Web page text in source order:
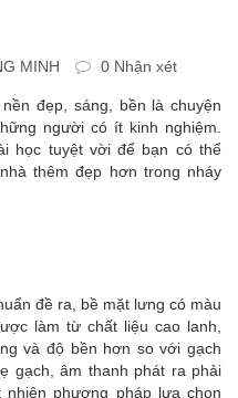
MINH 0 Nhận xét
đẹp, sáng, bền là chuyện
người có ít kinh nghiệm.
học tuyệt vời để bạn có thể
thêm đẹp hơn trong nháy
đề ra, bề mặt lưng có màu
làm từ chất liệu cao lanh,
và độ bền hơn so với gạch
gạch, âm thanh phát ra phải
phương pháp lựa chọn